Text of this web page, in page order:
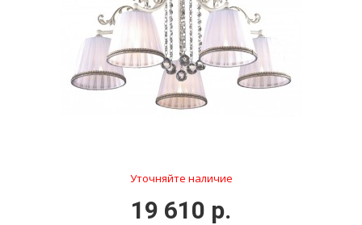
Уточняйте наличие
19 610 р.